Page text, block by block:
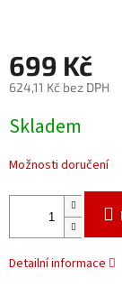
699 Kč
624,11 Kč bez DPH
cena:
Skladem
Možnosti doručení
Detailní informace